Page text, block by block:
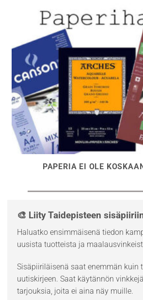
PAPERIA EI OLE
🎨 Liity Taidepisteen
Haluatko ensimmäisenä tiedon
uusista tuotteista ja
Sisäpiiriläisenä saat enemmän kuin
uutiskirjeen. Saat käytännön
tarjouksia, joita ei aina näy muille.